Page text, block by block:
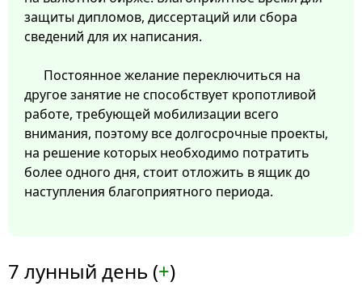
защиты дипломов, диссертаций или сбора
сведений для их написания.
Постоянное желание переключиться на
другое занятие не способствует кропотливой
работе, требующей мобилизации всего
внимания, поэтому все долгосрочные проекты,
на решение которых необходимо потратить
более одного дня, стоит отложить в ящик до
наступления благоприятного периода.
7 лунный день (+)